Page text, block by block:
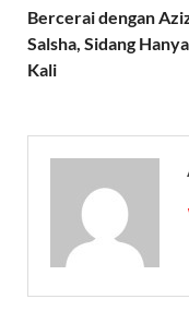
Bercerai dengan
Salsha, Sidang
Kali